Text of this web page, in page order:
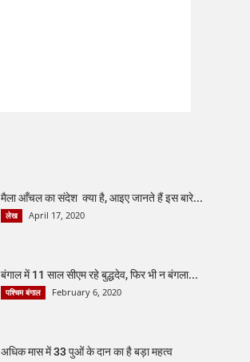
मैला आँचल का संदेश क्या है, आइए जानते हैं इस बारे...
लेख April 17, 2020
बंगाल में 11 साल सीएम रहे बुद्धदेव, फिर भी न बंगला...
पश्चिम बंगाल February 6, 2020
अधिक मास में 33 पुओं के दान का है बड़ा महत्व